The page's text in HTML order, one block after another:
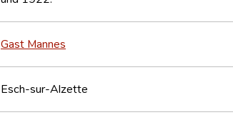
Gast Mannes
Esch-sur-Alzette